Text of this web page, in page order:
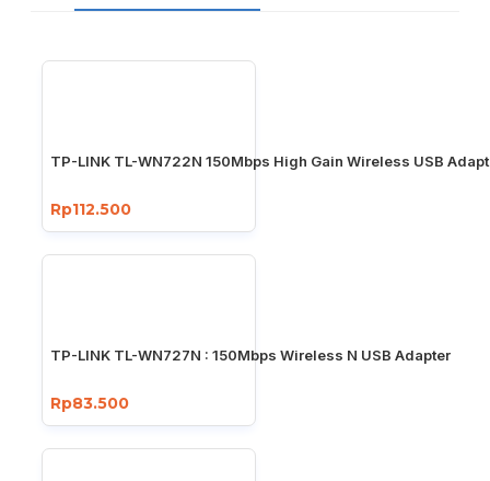
TP-LINK TL-WN722N 150Mbps High Gain Wireless USB
Rp112.500
TP-LINK TL-WN727N : 150Mbps Wireless N USB Adapter
Rp83.500